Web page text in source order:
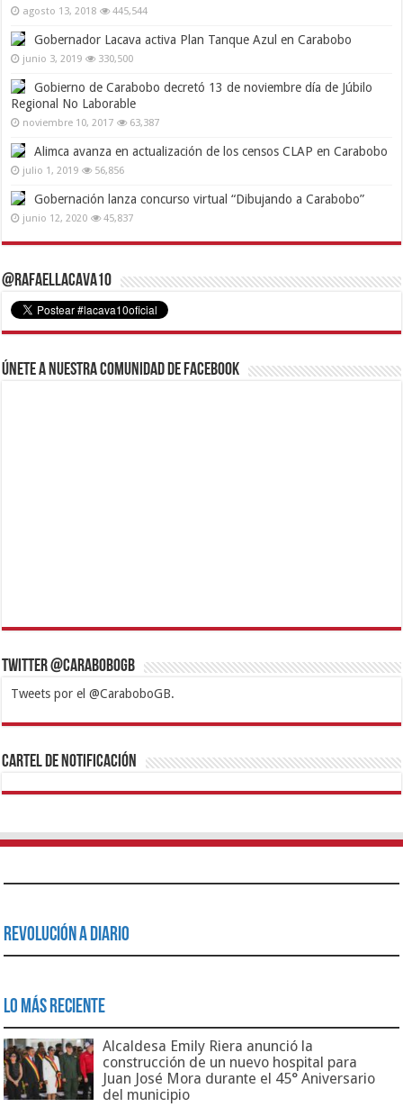
agosto 13, 2018 445,544
Gobernador Lacava activa Plan Tanque Azul en Carabobo
junio 3, 2019 330,500
Gobierno de Carabobo decretó 13 de noviembre día de Júbilo
Regional No Laborable
noviembre 10, 2017 63,387
Alimca avanza en actualización de los censos CLAP en Carabobo
julio 1, 2019 56,856
Gobernación lanza concurso virtual “Dibujando a Carabobo”
junio 12, 2020 45,837
@RafaelLacava10
Únete a nuestra comunidad de Facebook
Twitter @CaraboboGB
Tweets por el @CaraboboGB.
1xbetBetturkeyBetistKralbetSupertotobetTipobetMatadorbetMariobet
https://mvbcasino.com/
Cartel de Notificación
Revolución a Diario
Lo Más Reciente
Alcaldesa Emily Riera anunció la
construcción de un nuevo hospital para
Juan José Mora durante el 45° Aniversario
del municipio